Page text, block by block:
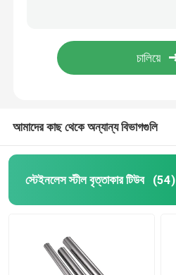
বিজোড় স্টেইনলেস স্টীল পাইপ
স্টেইনলেস স্টীল ফালা
স্টেইনলেস স্টীল বার রড
আমাদের কাছ থেকে অন্যান্য বিভাগগুলি
স্টেইনলেস স্টীল বৃত্তাকার টিউব (54)